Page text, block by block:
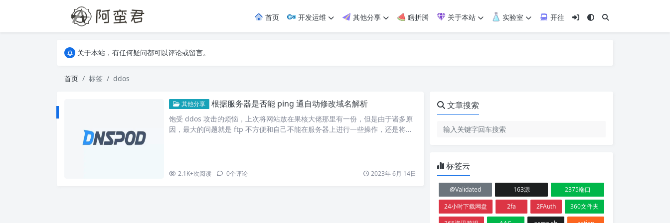
首页 开发运维 其他分享 瞎折腾 关于本站 实验室
开往
关于本站，有任何疑问都可以评论或留言。
关于本站，有任何疑问都可以评论或留言。
首页
标签 ddos
其他分享 根据服务器是否能 ping 通自动修改域名解析
饱受 ddos 攻击的烦恼，上次将网站放在果核大佬那里有一份，但是由于诸多原
因，最大的问题就是 ftp 不方便和自己不能在服务器上进行一些操作，还是将网
接切换解析，于…
2.1K+次阅读 0个评论 2023年 6月 14日
文章搜索
标签云
@Validated 163源
2375端口
24小时下载网盘
2fa 2FAuth
360文件夹